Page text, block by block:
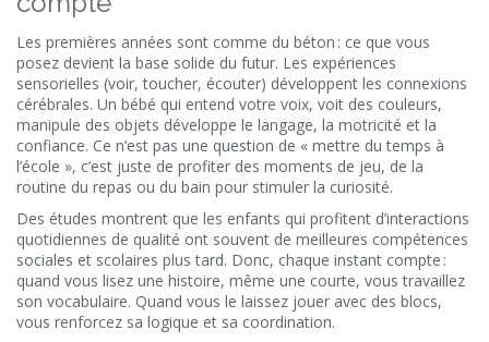
Les premières années sont comme du béton : ce que vous
posez devient la base solide du futur. Les expériences
sensorielles (voir, toucher, écouter) développent les connexions
cérébrales. Un bébé qui entend votre voix, voit des couleurs,
manipule des objets développe le langage, la motricité et la
confiance. Ce n’est pas une question de « mettre du temps à
l’école », c’est juste de profiter des moments de jeu, de la
routine du repas ou du bain pour stimuler la curiosité.
Des études montrent que les enfants qui profitent d’interactions
quotidiennes de qualité ont souvent de meilleures compétences
sociales et scolaires plus tard. Donc, chaque instant compte :
quand vous lisez une histoire, même une courte, vous travaillez
son vocabulaire. Quand vous le laissez jouer avec des blocs,
vous renforcez sa logique et sa coordination.